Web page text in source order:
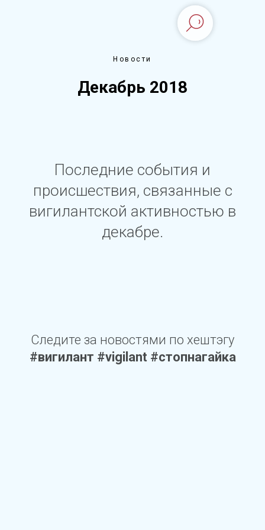
Новости
Декабрь 2018
Последние события и
происшествия, связанные с
вигилантской активностью в
декабре.
Следите за новостями по хештэгу
#вигилант #vigilant #стопнагайка